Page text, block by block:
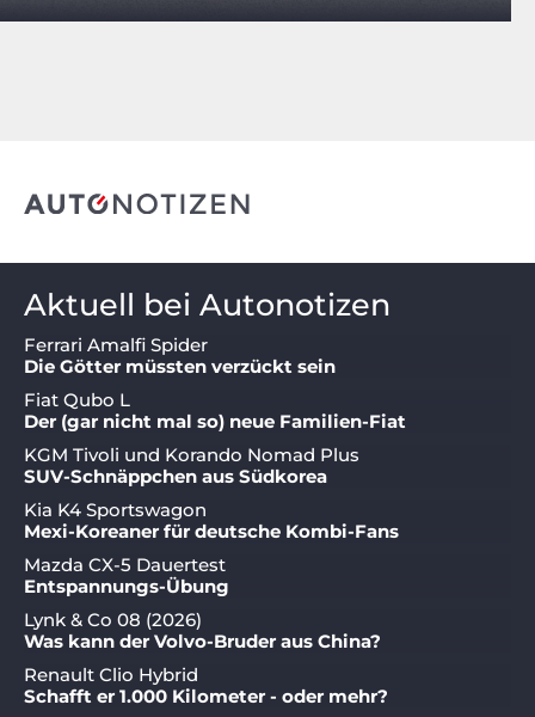
Aktuell bei Autonotizen
Ferrari Amalfi Spider
Die Götter müssten verzückt sein
Fiat Qubo L
Der (gar nicht mal so) neue Familien-Fiat
KGM Tivoli und Korando Nomad Plus
SUV-Schnäppchen aus Südkorea
Kia K4 Sportswagon
Mexi-Koreaner für deutsche Kombi-Fans
Mazda CX-5 Dauertest
Entspannungs-Übung
Lynk & Co 08 (2026)
Was kann der Volvo-Bruder aus China?
Renault Clio Hybrid
Schafft er 1.000 Kilometer - oder mehr?